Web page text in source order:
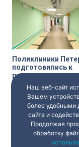
Поликлиники
подготовились к
расширению
диспансеризации
Поликлиники Северной
столицы были готовы к
расширению
диспансеризации. Об
рассказал
председателя
здравоохранению
Мотовилов.
Город
Наш веб-сайт
Вашем
более удобными
сайта и
Продолжая
обработку